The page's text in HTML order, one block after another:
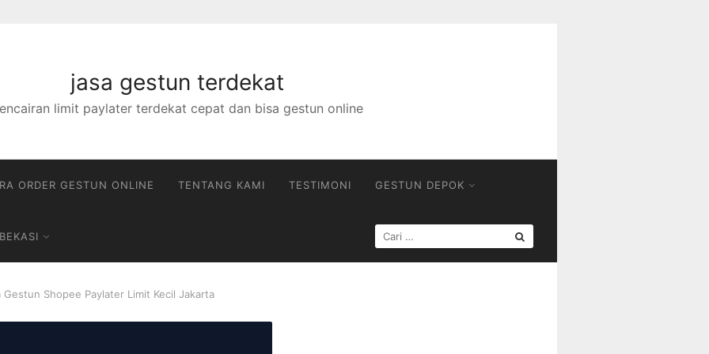
jasa gestun terdekat
limit paylater terdekat cepat dan bisa gestun online
ORDER GESTUN ONLINE TENTANG KAMI TESTIMONI GESTUN DEPOK
CARI
UNTUK:
Gestun Shopee Paylater Limit Kecil Jakarta